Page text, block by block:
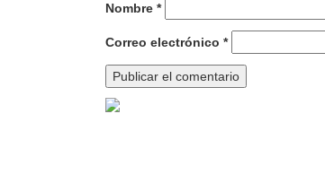
Nombre *
Correo electrónico *